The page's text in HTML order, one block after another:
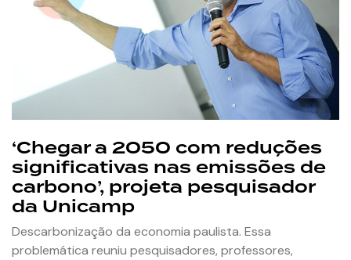
‘Chegar a 2050 com reduções
significativas nas emissões de
carbono’, projeta pesquisador
da Unicamp
Descarbonização da economia paulista. Essa
problemática reuniu pesquisadores, professores,